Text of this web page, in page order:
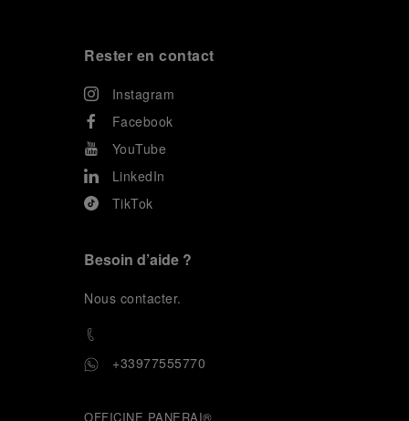
Rester en contact
Instagram
Facebook
YouTube
LinkedIn
TikTok
Besoin d’aide ?
Nous contacter.
+33977555770
OFFICINE PANERAI®